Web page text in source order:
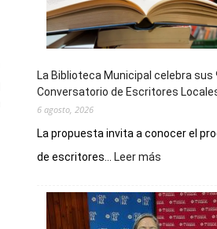
La Biblioteca Municipal celebra sus
Conversatorio de Escritores
6 agosto, 2026
La propuesta invita a conocer el
de escritores...
Leer más
Municipal
celebra